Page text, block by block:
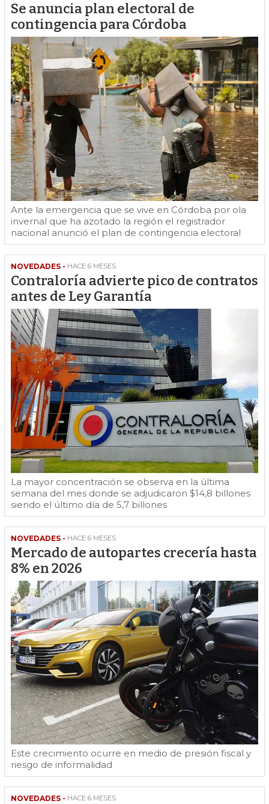
Se anuncia plan electoral de
contingencia para Córdoba
Ante la emergencia que se vive en Córdoba por ola
invernal que ha azotado la región el registrador
nacional anunció el plan de contingencia electoral
NOVEDADES - HACE 6 MESES
Contraloría advierte pico de contratos
antes de Ley Garantía
La mayor concentración se observa en la última
semana del mes donde se adjudicaron $14,8 billones
siendo el último día de 5,7 billones
NOVEDADES - HACE 6 MESES
Mercado de autopartes crecería hasta
8% en 2026
Este crecimiento ocurre en medio de presión fiscal y
riesgo de informalidad
NOVEDADES - HACE 6 MESES